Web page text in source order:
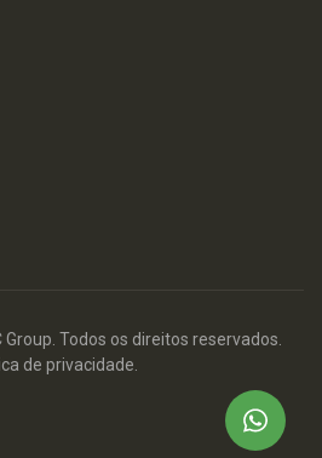
Todos os direitos reservados.
de privacidade.